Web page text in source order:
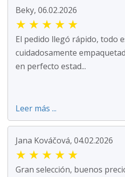
Beky, 06.02.2026
★ ★ ★ ★ ★
El pedido llegó rápido, todo
cuidadosamente
en perfecto estad...
Leer más ...
Jana Kováčová, 04.02.2026
★ ★ ★ ★ ★
Gran selección, buenos